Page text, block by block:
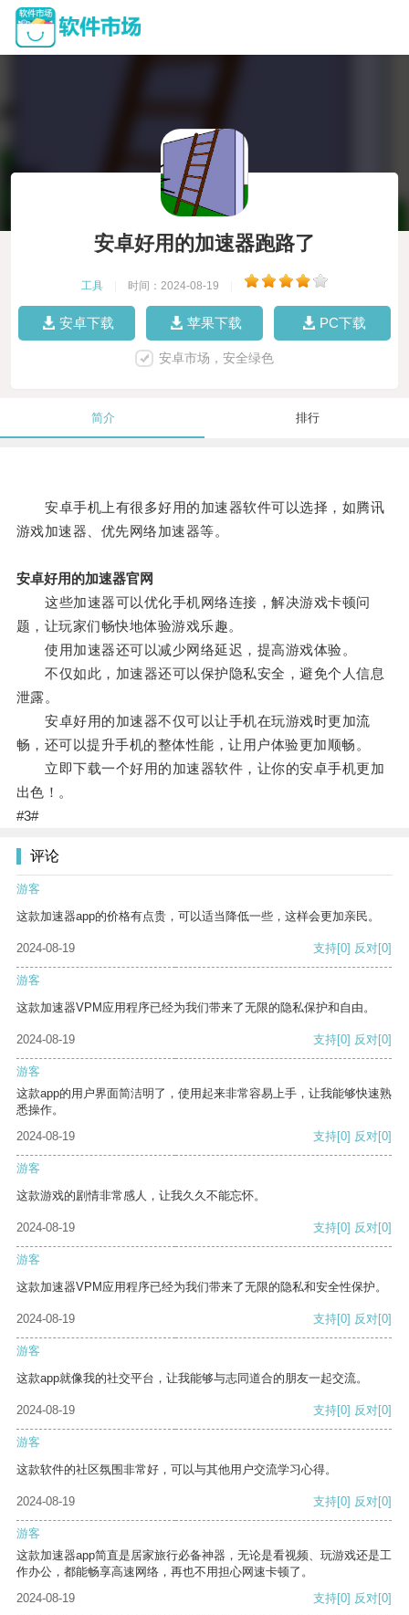
安卓好用的加速器跑路了
工具 时间：2024-08-19
安卓下载 苹果下载 PC下载
安卓市场，安全绿色
简介 排行
安卓手机上有很多好用的加速器软件可以选择，如腾讯
游戏加速器、优先网络加速器等。
安卓好用的加速器官网
这些加速器可以优化手机网络连接，解决游戏卡顿问
题，让玩家们畅快地体验游戏乐趣。
使用加速器还可以减少网络延迟，提高游戏体验。
不仅如此，加速器还可以保护隐私安全，避免个人信息
泄露。
安卓好用的加速器不仅可以让手机在玩游戏时更加流
畅，还可以提升手机的整体性能，让用户体验更加顺畅。
立即下载一个好用的加速器软件，让你的安卓手机更加
出色！。
#3#
评论
游客
这款加速器app的价格有点贵，可以适当降低一些，这样会更加亲民。
2024-08-19 支持[0] 反对[0]
游客
这款加速器VPM应用程序已经为我们带来了无限的隐私保护和自由。
2024-08-19 支持[0] 反对[0]
游客
这款app的用户界面简洁明了，使用起来非常容易上手，让我能够快速熟
悉操作。
2024-08-19
支持[0] 反对[0]
游客
这款游戏的剧情非常感人，让我久久不能忘怀。
2024-08-19 支持[0] 反对[0]
游客
这款加速器VPM应用程序已经为我们带来了无限的隐私和安全性保护。
2024-08-19 支持[0] 反对[0]
游客
这款app就像我的社交平台，让我能够与志同道合的朋友一起交流。
2024-08-19 支持[0] 反对[0]
游客
这款软件的社区氛围非常好，可以与其他用户交流学习心得。
2024-08-19 支持[0] 反对[0]
游客
这款加速器app简直是居家旅行必备神器，无论是看视频、玩游戏还是工
作办公，都能畅享高速网络，再也不用担心网速卡顿了。
2024-08-19
支持[0] 反对[0]